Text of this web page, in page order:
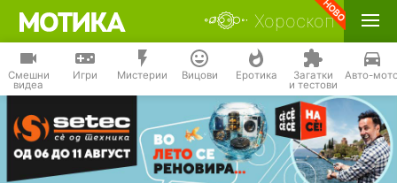
Хороскоп
Смешни
видеа
Игри Мистерии Вицови Еротика Загатки
и тестови
Авто-